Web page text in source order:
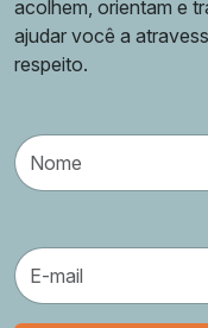
acolhem, orientam e
ajudar você a
respeito.